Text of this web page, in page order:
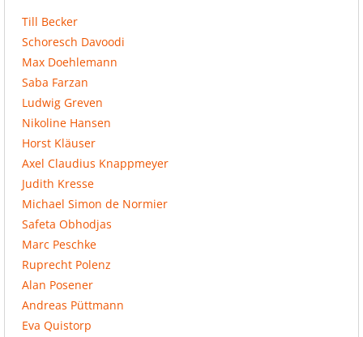
Till Becker
Schoresch Davoodi
Max Doehlemann
Saba Farzan
Ludwig Greven
Nikoline Hansen
Horst Kläuser
Axel Claudius Knappmeyer
Judith Kresse
Michael Simon de Normier
Safeta Obhodjas
Marc Peschke
Ruprecht Polenz
Alan Posener
Andreas Püttmann
Eva Quistorp